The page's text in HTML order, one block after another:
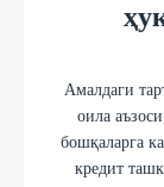
Амалдаги
оила
бошқаларга
кредит